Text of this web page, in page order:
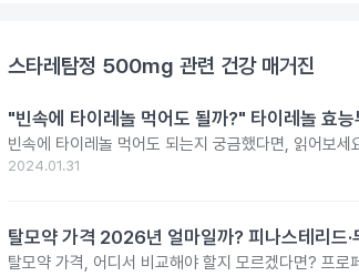
스타레탐정 500mg 관련 건강 매거진
"빈속에 타이레놀 먹어도 될까?" 타이레놀 효능
빈속에 타이레놀 먹어도 되는지 궁금했다면, 읽어보
2024.01.31
탈모약 가격 2026년 얼마일까? 피나스테리드
탈모약 가격, 어디서 비교해야 할지 모르겠다면? 프